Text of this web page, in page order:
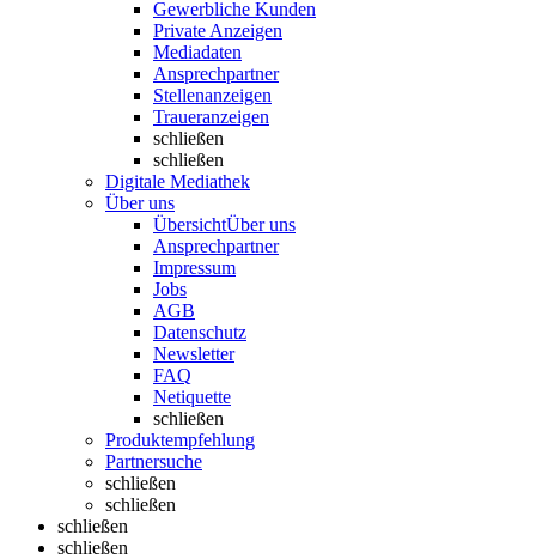
Gewerbliche Kunden
Private Anzeigen
Mediadaten
Ansprechpartner
Stellenanzeigen
Traueranzeigen
schließen
schließen
Digitale Mediathek
Über uns
ÜbersichtÜber uns
Ansprechpartner
Impressum
Jobs
AGB
Datenschutz
Newsletter
FAQ
Netiquette
schließen
Produktempfehlung
Partnersuche
schließen
schließen
schließen
schließen